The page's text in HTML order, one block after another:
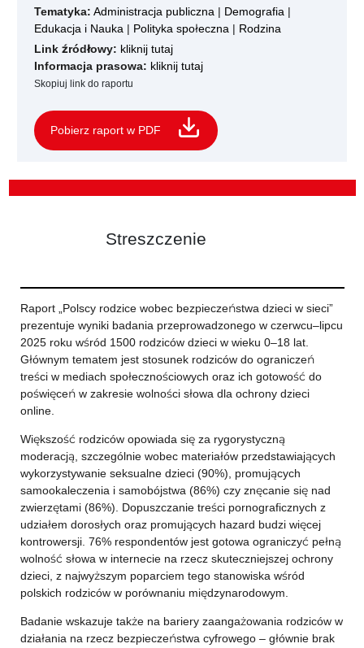
Tematyka: Administracja publiczna | Demografia |
Edukacja i Nauka | Polityka społeczna | Rodzina
Link źródłowy: kliknij tutaj
Informacja prasowa: kliknij tutaj
Skopiuj link do raportu
Pobierz raport w PDF
Streszczenie
Raport „Polscy rodzice wobec bezpieczeństwa dzieci w sieci”
prezentuje wyniki badania przeprowadzonego w czerwcu–lipcu
2025 roku wśród 1500 rodziców dzieci w wieku 0–18 lat.
Głównym tematem jest stosunek rodziców do ograniczeń
treści w mediach społecznościowych oraz ich gotowość do
poświęceń w zakresie wolności słowa dla ochrony dzieci
online.
Większość rodziców opowiada się za rygorystyczną
moderacją, szczególnie wobec materiałów przedstawiających
wykorzystywanie seksualne dzieci (90%), promujących
samookaleczenia i samobójstwa (86%) czy znęcanie się nad
zwierzętami (86%). Dopuszczanie treści pornograficznych z
udziałem dorosłych oraz promujących hazard budzi więcej
kontrowersji. 76% respondentów jest gotowa ograniczyć pełną
wolność słowa w internecie na rzecz skuteczniejszej ochrony
dzieci, z najwyższym poparciem tego stanowiska wśród
polskich rodziców w porównaniu międzynarodowym.
Badanie wskazuje także na bariery zaangażowania rodziców w
działania na rzecz bezpieczeństwa cyfrowego – głównie brak